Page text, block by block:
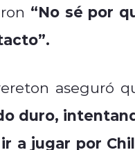
“No sé por
aseguró
duro,
a jugar por